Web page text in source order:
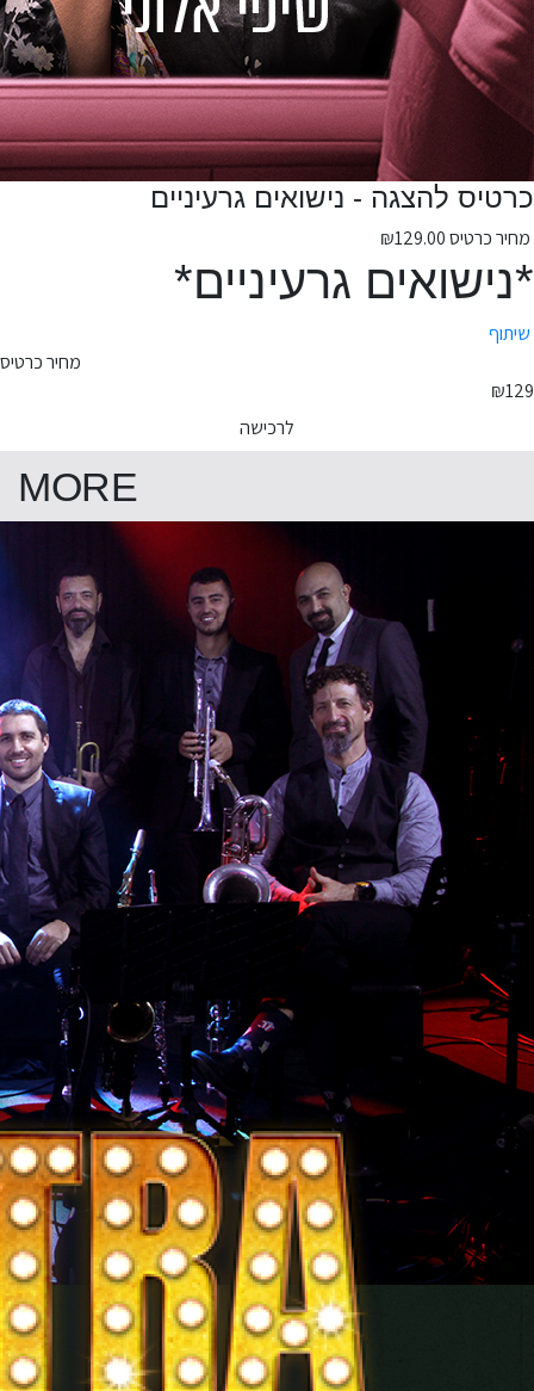
כרטיס להצגה - נישואים גרעיניים
מחיר כרטיס ₪129.00
*נישואים גרעיניים*
שיתוף
מחיר כרטיס
₪129
לרכישה
MORE